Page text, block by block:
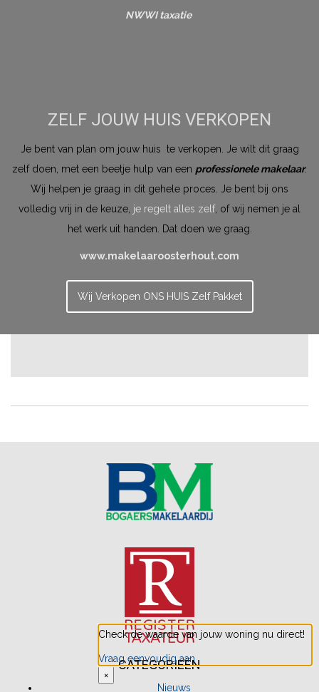
NWWI taxatie
ZELF JOUW HUIS VERKOPEN
Je bent van plan om jouw huis te verkopen. Je wilt dit graag
zelf doen, met een beetje hulp van een professionele makelaar.
Wij helpen je graag in dit gehele proces. Je bent bij ons
volledig vrij in de keuze, je regelt alles zelf, of wij nemen je al
het werk uit handen. Dat doen we graag.
www.makelaaroosterhout.com
Wij Verkopen ONS HUIS Zelf Pakket
CATEGORIEËN
Nieuws
Check de waarde van jouw woning nu direct!
Vraag eenvoudig aan
×